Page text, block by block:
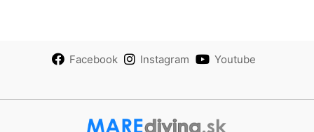
Facebook Instagram Youtube